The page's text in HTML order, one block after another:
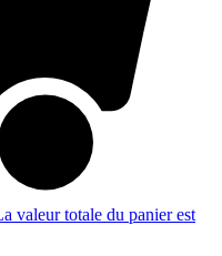
valeur totale du panier est